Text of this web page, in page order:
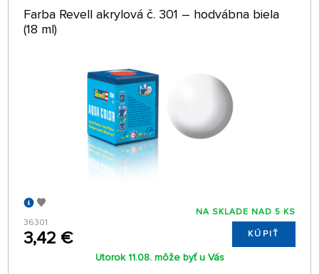
Farba Revell akrylová č. 301 – hodvábna biela
(18 ml)
36301
3,42 €
NA SKLADE NAD 5 KS
KÚPIŤ
Utorok 11.08. môže byť u Vás